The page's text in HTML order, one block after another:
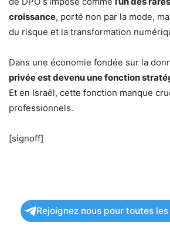
croissance, porté non par la mode,
du risque et la transformation
Dans une économie fondée sur la
privée est devenu une fonction
Et en Israël, cette fonction manque
professionnels.
[signoff]
Rejoignez nous pour toutes